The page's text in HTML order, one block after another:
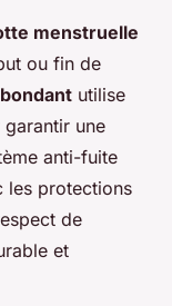
menstruelle
ou fin de
utilise
une
anti-fuite
les protections
de
et